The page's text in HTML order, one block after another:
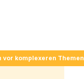
vor komplexeren Themen